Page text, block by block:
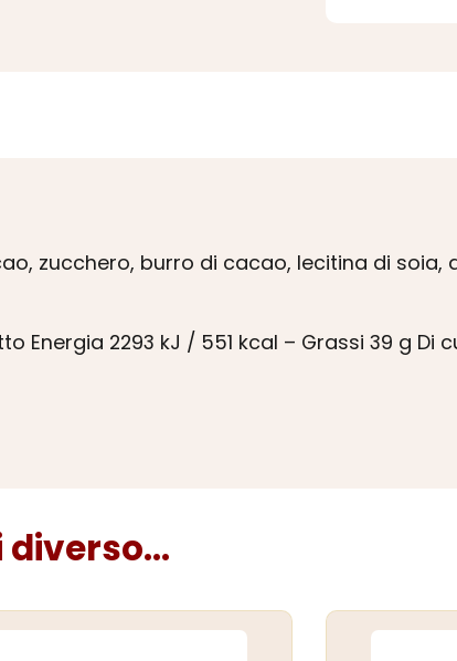
zucchero, burro di cacao, lecitina di soia,
Energia 2293 kJ / 551 kcal – Grassi 39 g